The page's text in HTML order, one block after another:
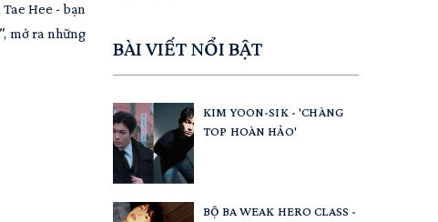
Hee - bạn
, mở ra những
BÀI VIẾT NỔI BẬT
KIM YOON-SIK - 'CHÀNG
TOP HOÀN HẢO'
BỘ BA WEAK HERO CLASS -